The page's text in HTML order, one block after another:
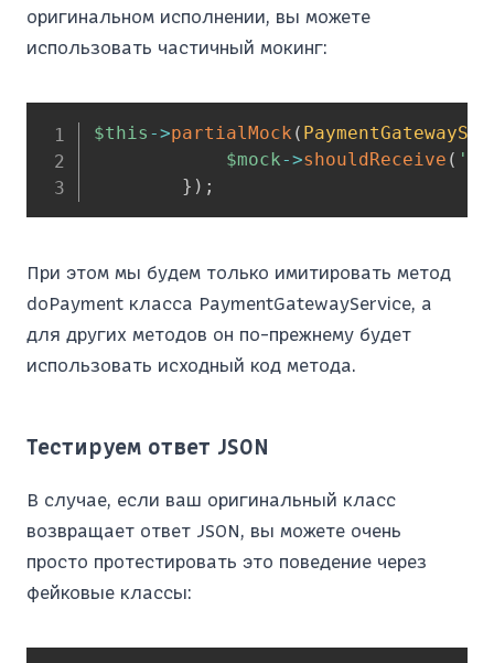
оригинальном исполнении, вы можете
использовать частичный мокинг:
$this ->partialMock (
$mock->shouldReceive (
} ) ;
При этом мы будем только имитировать метод
doPayment класса PaymentGatewayService, а
для других методов он по-прежнему будет
использовать исходный код метода.
Тестируем ответ JSON
В случае, если ваш оригинальный класс
возвращает ответ JSON, вы можете очень
просто протестировать это поведение через
фейковые классы: